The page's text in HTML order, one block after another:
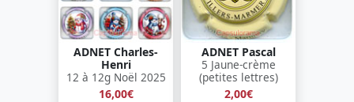
ADNET Charles-
Henri
12 à 12g Noël 2025
16,00€
ADNET Pascal
5 Jaune-crème
(petites lettres)
2,00€